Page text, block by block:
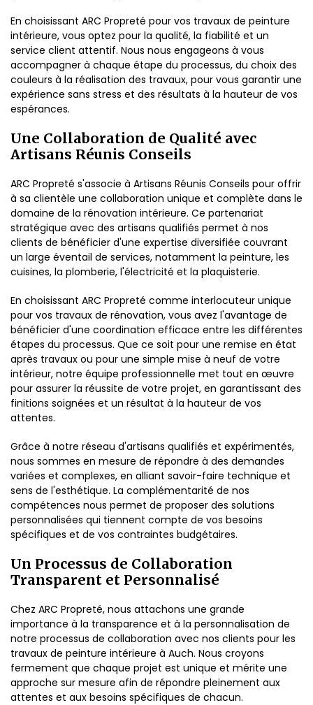
En choisissant ARC Propreté pour vos travaux de peinture
intérieure, vous optez pour la qualité, la fiabilité et un
service client attentif. Nous nous engageons à vous
accompagner à chaque étape du processus, du choix des
couleurs à la réalisation des travaux, pour vous garantir une
expérience sans stress et des résultats à la hauteur de vos
espérances.
Une Collaboration de Qualité avec
Artisans Réunis Conseils
ARC Propreté s'associe à Artisans Réunis Conseils pour offrir
à sa clientèle une collaboration unique et complète dans le
domaine de la rénovation intérieure. Ce partenariat
stratégique avec des artisans qualifiés permet à nos
clients de bénéficier d'une expertise diversifiée couvrant
un large éventail de services, notamment la peinture, les
cuisines, la plomberie, l'électricité et la plaquisterie.
En choisissant ARC Propreté comme interlocuteur unique
pour vos travaux de rénovation, vous avez l'avantage de
bénéficier d'une coordination efficace entre les différentes
étapes du processus. Que ce soit pour une remise en état
après travaux ou pour une simple mise à neuf de votre
intérieur, notre équipe professionnelle met tout en œuvre
pour assurer la réussite de votre projet, en garantissant des
finitions soignées et un résultat à la hauteur de vos
attentes.
Grâce à notre réseau d'artisans qualifiés et expérimentés,
nous sommes en mesure de répondre à des demandes
variées et complexes, en alliant savoir-faire technique et
sens de l'esthétique. La complémentarité de nos
compétences nous permet de proposer des solutions
personnalisées qui tiennent compte de vos besoins
spécifiques et de vos contraintes budgétaires.
Un Processus de Collaboration
Transparent et Personnalisé
Chez ARC Propreté, nous attachons une grande
importance à la transparence et à la personnalisation de
notre processus de collaboration avec nos clients pour les
travaux de peinture intérieure à Auch. Nous croyons
fermement que chaque projet est unique et mérite une
approche sur mesure afin de répondre pleinement aux
attentes et aux besoins spécifiques de chacun.